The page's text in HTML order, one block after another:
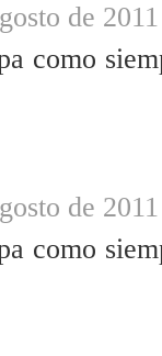
de
como
de
como